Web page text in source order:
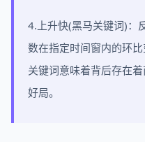
4.上升快(黑马关键词)：
数在指定时间窗内的环
关键词意味着背后存在
好局。